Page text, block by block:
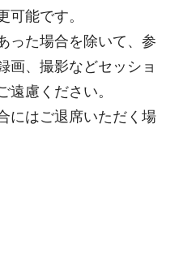
可能です。
った場合を除いて、参
画、撮影などセッショ
遠慮ください。
にはご退席いただく場